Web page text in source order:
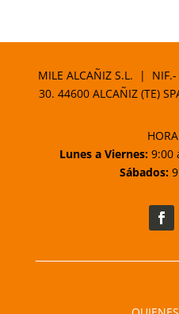
MILE ALCAÑIZ S.L. |
30. 44600 ALCAÑIZ (TE)
Lunes a Viernes: 9:00
Sábados: